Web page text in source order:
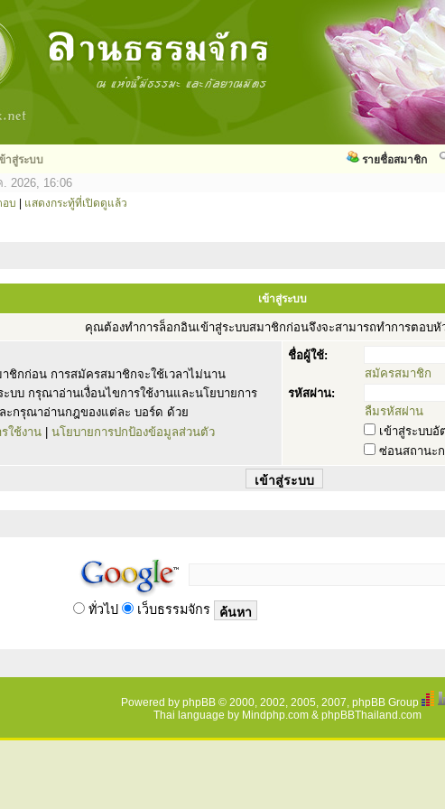
าสู่ระบบ รายชื่อสมาชิก
2026, 16:06
อบ แสดงกระทู้ที่เปิดดูแล้ว
เข้าสู่ระบบ
คุณต้องทำการล็อกอินเข้าสู่ระบบสมาชิกก่อนจึงจะสามารถทำการตอบหั
กก่อน การสมัครสมาชิกจะใช้เวลาไม่นาน
บ กรุณาอ่านเงื่อนไขการใช้งานและนโยบายการ
ะกรุณาอ่านกฎของแต่ละ บอร์ด ด้วย
ใช้งาน
นโยบายการปกป้องข้อมูลส่วนตัว
ชื่อผู้ใช้:
สมัครสมาชิก
รหัสผ่าน:
ลืมรหัสผ่าน
เข้าสู่ระบบ
ซ่อนสถานะ
ทั่วไป เว็บธรรมจักร
Powered by phpBB © 2000, 2002, 2005, 2007, phpBB Group
Thai language by Mindphp.com& phpBBThailand.com